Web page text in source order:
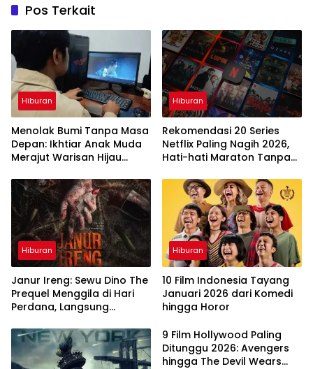
Pos Terkait
Hiburan
Menolak Bumi Tanpa Masa
Depan: Ikhtiar Anak Muda
Merajut Warisan Hijau
Hiburan
Rekomendasi 20 Series
Netflix Paling Nagih 2026,
Hati-hati Maraton Tanpa
Hiburan
Janur Ireng: Sewu Dino The
Prequel Menggila di Hari
Perdana, Langsung
Hiburan
10 Film Indonesia Tayang
Januari 2026 dari Komedi
hingga Horor
9 Film Hollywood Paling
Ditunggu 2026: Avengers
hingga The Devil Wears